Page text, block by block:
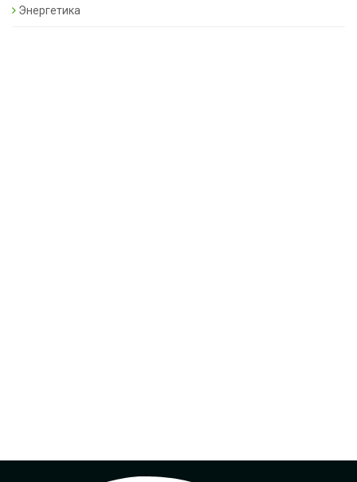
Энергетика